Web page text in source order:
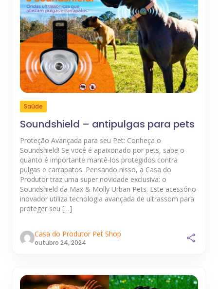
Saúde
Soundshield – antipulgas para pets
Proteção Avançada para seu Pet: Conheça o
Soundshield! Se você é apaixonado por pets, sabe o
quanto é importante mantê-los protegidos contra
pulgas e carrapatos. Pensando nisso, a Casa do
Produtor traz uma super novidade exclusiva: o
Soundshield da Max & Molly Urban Pets. Este acessório
inovador utiliza tecnologia avançada de ultrassom para
proteger seu […]
Casa do Produtor Pet Shop
outubro 24, 2024